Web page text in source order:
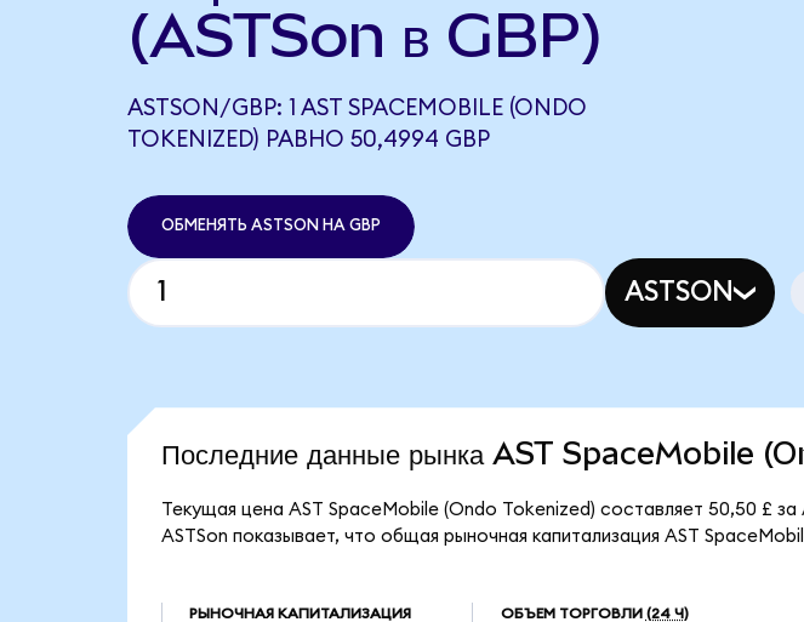
(ASTSon в GBP)
ASTSON/GBP: 1 AST SPACEMOBILE (ONDO
TOKENIZED) РАВНО 50,4994 GBP
ОБМЕНЯТЬ ASTSON НА GBP
ASTSON
Последние данные рынка AST SpaceMobile
Текущая цена AST SpaceMobile (Ondo Tokenized) составляет 50,50 £
ASTSon показывает, что общая рыночная капитализация AST
РЫНОЧНАЯ КАПИТАЛИЗАЦИЯ ОБЪЕМ ТОРГОВЛИ (24 Ч)